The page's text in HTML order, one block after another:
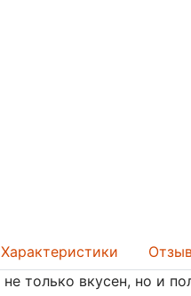
Характеристики
только вкусен, но и